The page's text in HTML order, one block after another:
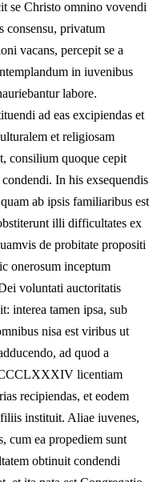
se Christo omnino vovendi
consensu, privatum
vacans, percepit se a
in iuvenibus
labore.
ad eas excipiendas et
et religiosam
consilium quoque cepit
In his exsequendis
ab ipsis familiaribus est
illi difficultates ex
de probitate propositi
onerosum inceptum
voluntati auctoritatis
interea tamen ipsa, sub
nisa est viribus ut
ad quod a
licentiam
recipiendas, et eodem
instituit. Aliae iuvenes,
cum ea propediem sunt
obtinuit condendi